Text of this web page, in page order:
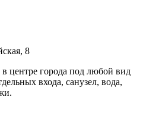
8
центре города под любой вид
входа, санузел, вода,